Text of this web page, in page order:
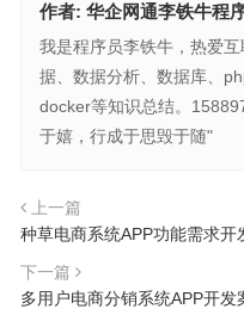
作者: 华企网通李铁牛程
我是程序员李铁牛，热爱
据、数据分析、数据库、
docker等知识总结。
于嬉，行成于思毁于随"
上一篇
种草电商系统APP功能需求开
下一篇
多⽤户电商分销系统APP开发